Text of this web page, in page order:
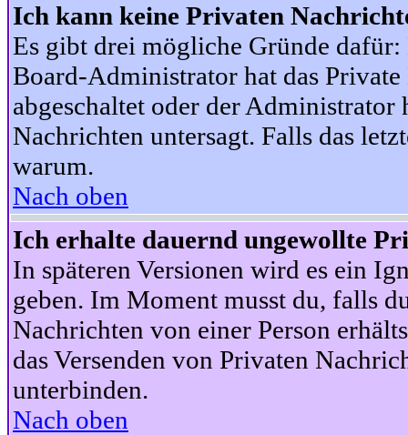
Ich kann keine Privaten
Es gibt drei mögliche Gründe
Board-Administrator hat das
abgeschaltet oder der
Nachrichten untersagt. Falls das
warum.
Nach oben
Ich erhalte dauernd ungewollte
In späteren Versionen wird es ein
geben. Im Moment musst du, falls
Nachrichten von einer Person
das Versenden von Privaten
unterbinden.
Nach oben